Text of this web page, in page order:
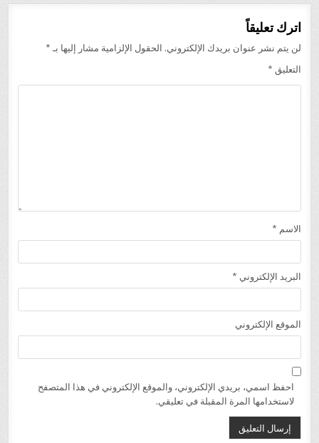
اترك تعليقاً
لن يتم نشر عنوان بريدك الإلكتروني. الحقول الإلزامية مشار إليها بـ *
التعليق *
الاسم *
البريد الإلكتروني *
الموقع الإلكتروني
احفظ اسمي، بريدي الإلكتروني، والموقع الإلكتروني في هذا المتصفح
لاستخدامها المرة المقبلة في تعليقي.